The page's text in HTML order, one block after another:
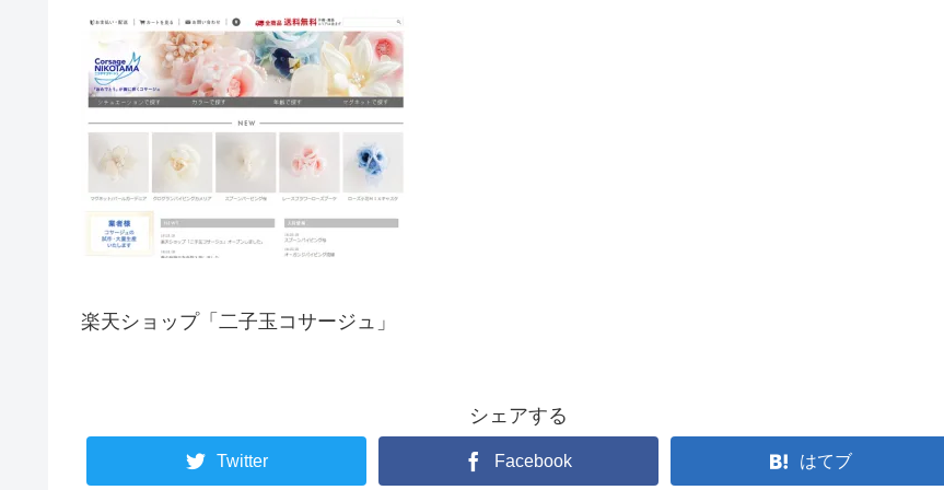
楽天ショップ「二子玉コサージュ」
シェアする
Twitter Facebook はてブ